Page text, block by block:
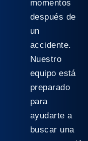
momentos
después de
un
accidente.
Nuestro
equipo está
preparado
para
ayudarte a
buscar una